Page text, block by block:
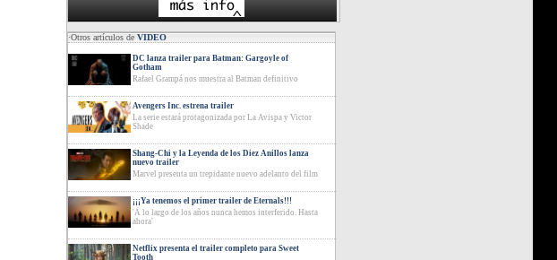
·Otros artículos deVIDEO
DC lanza trailer para Batman: Gargoyle of
Gotham
Rafael Grampá nos muestra al Batman definitivo
Avengers Inc. estrena trailer
La serie estará protagonizada por La Avispa y Victor
Shade
Shang-Chi y la Leyenda de los Diez Anillos lanza
nuevo trailer
Marvel presenta un trepidante nuevo adelanto del film
¡¡¡Ya tenemos el primer trailer de Eternals!!!
'A lo largo de los años nunca hemos interferido. Hasta
ahora'
Netflix presenta el trailer completo para Sweet
Tooth